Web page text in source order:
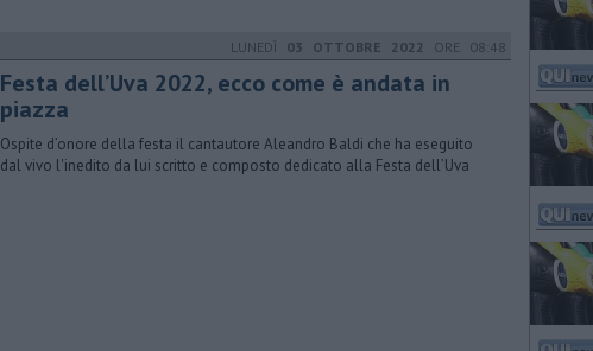
LUNEDÌ 03 OTTOBRE 2022 ORE 08:48
Festa dell’Uva 2022, ecco come è andata in
piazza
Ospite d’onore della festa il cantautore Aleandro Baldi che ha eseguito
dal vivo l'inedito da lui scritto e composto dedicato alla Festa dell’Uva